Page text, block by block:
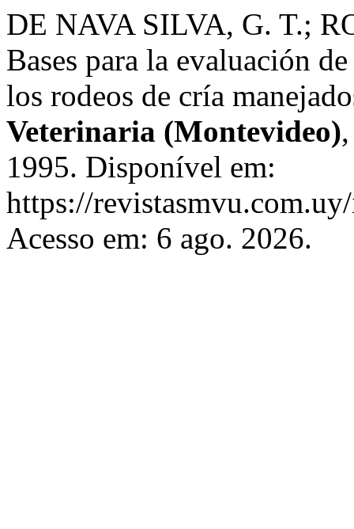
DE NAVA SILVA, G. T.;
Bases para la evaluación
los rodeos de cría
Veterinaria (Montevideo)
1995. Disponível em:
https://
Acesso em: 6 ago. 2026.